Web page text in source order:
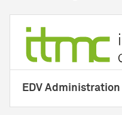
EDV Administration